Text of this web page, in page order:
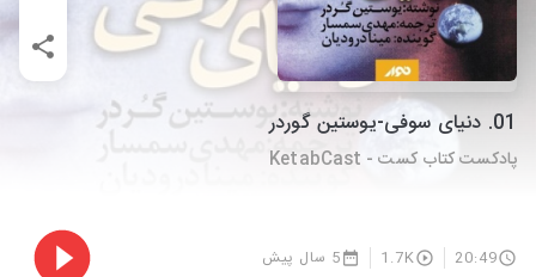
01. دنیای سوفی-یوستین گوردر
پادکست کتاب کست - KetabCast
20:49
1.7K 5 سال پیش